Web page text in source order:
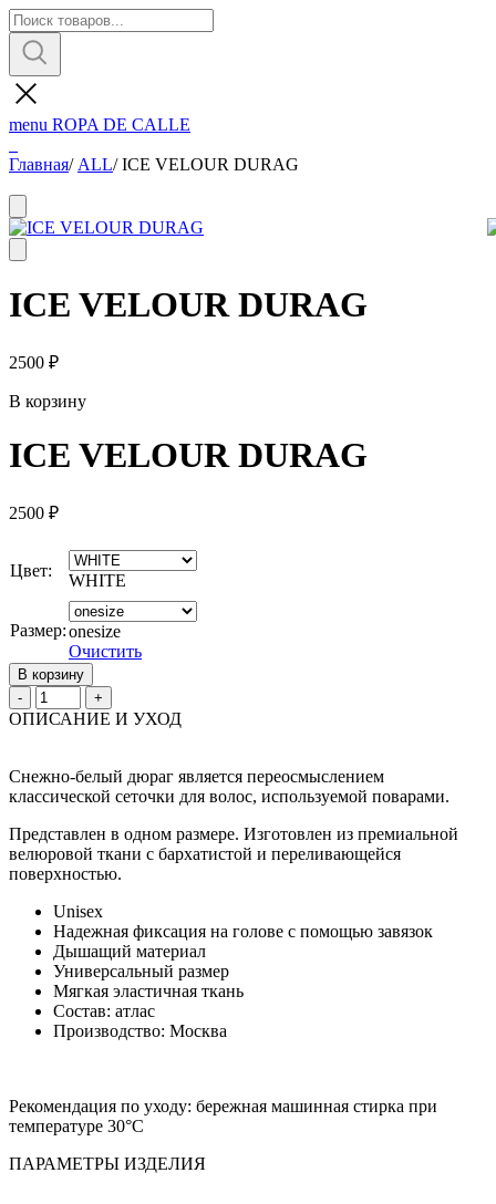
menu ROPA DE CALLE
Главная/ ALL/ICE VELOUR DURAG
ICE VELOUR DURAG
2500 ₽
В корзину
ICE VELOUR DURAG
2500 ₽
Цвет:
WHITE
Размер:onesize
Очистить
В корзину
Quantity
ОПИСАНИЕ И УХОД
Снежно-белый дюраг является переосмыслением
классической сеточки для волос, используемой поварами.
Представлен в одном размере. Изготовлен из премиальной
велюровой ткани с бархатистой и переливающейся
поверхностью.
Unisex
Надежная фиксация на голове с помощью завязок
Дышащий материал
Универсальный размер
Мягкая эластичная ткань
Состав: атлас
Производство: Москва
Рекомендация по уходу: бережная машинная стирка при
температуре 30°С
ПАРАМЕТРЫ ИЗДЕЛИЯ